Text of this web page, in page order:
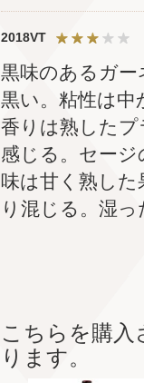
2018VT
黒味のあるガ
黒い。粘性は中
香りは熟した
感じる。セー
味は甘く熟し
り混じる。湿
こちらを購
ります。